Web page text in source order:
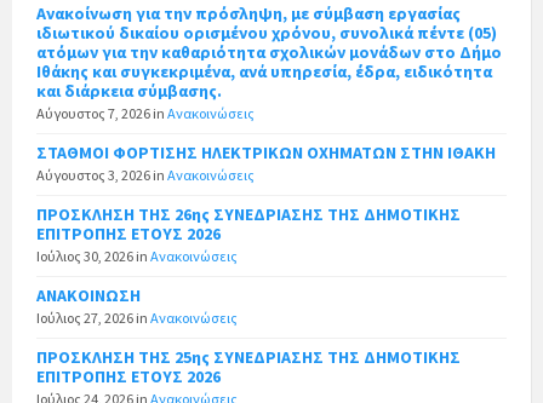
Ανακοίνωση για την πρόσληψη, με σύμβαση εργασίας
ιδιωτικού δικαίου ορισμένου χρόνου, συνολικά πέντε (05)
ατόμων για την καθαριότητα σχολικών μονάδων στο Δήμο
Ιθάκης και συγκεκριμένα, ανά υπηρεσία, έδρα, ειδικότητα
και διάρκεια σύμβασης.
Αύγουστος 7, 2026 in Ανακοινώσεις
ΣΤΑΘΜΟΙ ΦΟΡΤΙΣΗΣ ΗΛΕΚΤΡΙΚΩΝ ΟΧΗΜΑΤΩΝ ΣΤΗΝ ΙΘΑΚΗ
Αύγουστος 3, 2026 in Ανακοινώσεις
ΠΡΟΣΚΛΗΣΗ ΤΗΣ 26ης ΣΥΝΕΔΡΙΑΣΗΣ ΤΗΣ ΔΗΜΟΤΙΚΗΣ
ΕΠΙΤΡΟΠΗΣ ΕΤΟΥΣ 2026
Ιούλιος 30, 2026 in Ανακοινώσεις
ΑΝΑΚΟΙΝΩΣΗ
Ιούλιος 27, 2026 in Ανακοινώσεις
ΠΡΟΣΚΛΗΣΗ ΤΗΣ 25ης ΣΥΝΕΔΡΙΑΣΗΣ ΤΗΣ ΔΗΜΟΤΙΚΗΣ
ΕΠΙΤΡΟΠΗΣ ΕΤΟΥΣ 2026
Ιούλιος 24, 2026 in Ανακοινώσεις